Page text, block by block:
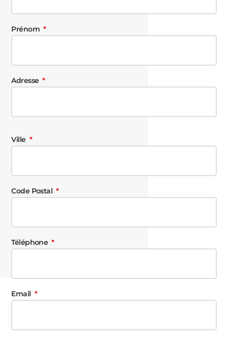
Prénom
Adresse
Ville
Code Postal
Téléphone
Email